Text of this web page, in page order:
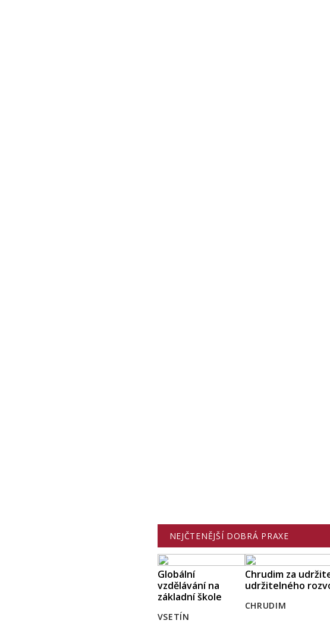
NEJČTENĚJŠÍ DOBRÁ PRAXE
Globální
vzdělávání na
základní škole
VSETÍN
Chrudim za
udržitelného
CHRUDIM